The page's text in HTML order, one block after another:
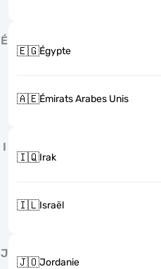
É
🇪🇬Égypte
🇦🇪Émirats Arabes Unis
I
🇮🇶Irak
🇮🇱Israël
J
🇯🇴Jordanie